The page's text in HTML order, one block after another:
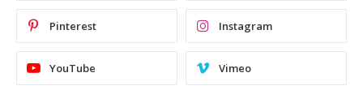
Pinterest Instagram
YouTube Vimeo